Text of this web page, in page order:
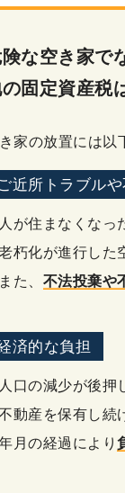
な空き家で
固定資産税
家の放置には以
近所トラブル
人が住まなくなっ
朽化が進行した
また、 不法投棄や
済的な負担
人口の減少が後押
動産を保有し続
月の経過により